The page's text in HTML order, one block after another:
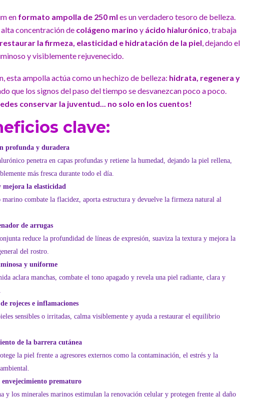
en formato ampolla de 250 ml es un verdadero tesoro de belleza.
concentración de colágeno marino y ácido hialurónico, trabaja
restaurar la firmeza, elasticidad e hidratación de la piel, dejando el
y visiblemente rejuvenecido.
esta ampolla actúa como un hechizo de belleza: hidrata, regenera y
que los signos del paso del tiempo se desvanezcan poco a poco.
conservar la juventud... no solo en los cuentos!
clave:
profunda y duradera
penetra en capas profundas y retiene la humedad, dejando la piel rellena,
más fresca durante todo el día.
mejora la elasticidad
marino combate la flacidez, aporta estructura y devuelve la firmeza natural al
de arrugas
reduce la profundidad de líneas de expresión, suaviza la textura y mejora la
del rostro.
y uniforme
aclara manchas, combate el tono apagado y revela una piel radiante, clara y
rojeces e inflamaciones
sensibles o irritadas, calma visiblemente y ayuda a restaurar el equilibrio
de la barrera cutánea
la piel frente a agresores externos como la contaminación, el estrés y la
envejecimiento prematuro
y los minerales marinos estimulan la renovación celular y protegen frente al daño